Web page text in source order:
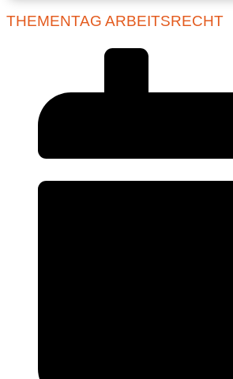
THEMENTAG ARBEITSRECHT